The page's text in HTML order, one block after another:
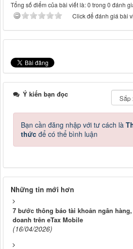
Tổng số điểm của bài viết là: 0 trong 0 đánh
Click để đánh giá bài
Ý kiến bạn đọc
Bạn cần đăng nhập với tư cách là
thức để có thể bình luận
Những tin mới hơn
7 bước thông báo tài khoản ngân
doanh trên eTax Mobile
(16/04/2026)